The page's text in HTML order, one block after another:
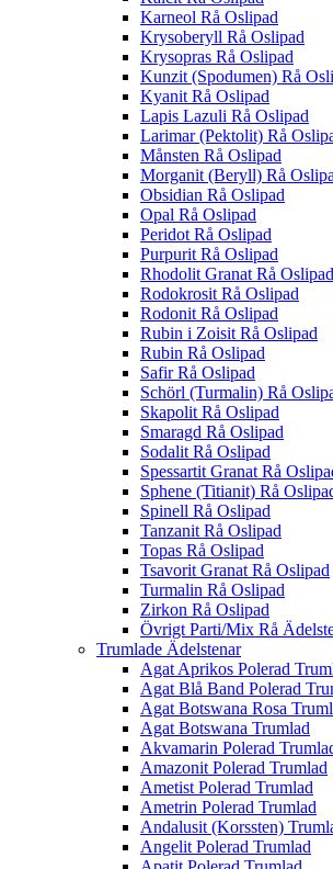
Karneol Rå Oslipad
Krysoberyll Rå Oslipad
Krysopras Rå Oslipad
Kunzit (Spodumen) Rå
Kyanit Rå Oslipad
Lapis Lazuli Rå Oslipad
Larimar (Pektolit) Rå
Månsten Rå Oslipad
Morganit (Beryll) Rå
Obsidian Rå Oslipad
Opal Rå Oslipad
Peridot Rå Oslipad
Purpurit Rå Oslipad
Rhodolit Granat Rå Oslipad
Rodokrosit Rå Oslipad
Rodonit Rå Oslipad
Rubin i Zoisit Rå Oslipad
Rubin Rå Oslipad
Safir Rå Oslipad
Schörl (Turmalin) Rå
Skapolit Rå Oslipad
Smaragd Rå Oslipad
Sodalit Rå Oslipad
Spessartit Granat Rå
Sphene (Titianit) Rå
Spinell Rå Oslipad
Tanzanit Rå Oslipad
Topas Rå Oslipad
Tsavorit Granat Rå Oslipad
Turmalin Rå Oslipad
Zirkon Rå Oslipad
Övrigt Parti/Mix Rå
Trumlade Ädelstenar
Agat Aprikos Polerad
Agat Blå Band Polerad
Agat Botswana Rosa
Agat Botswana Trumlad
Akvamarin Polerad
Amazonit Polerad Trumlad
Ametist Polerad Trumlad
Ametrin Polerad Trumlad
Andalusit (Korssten)
Angelit Polerad Trumlad